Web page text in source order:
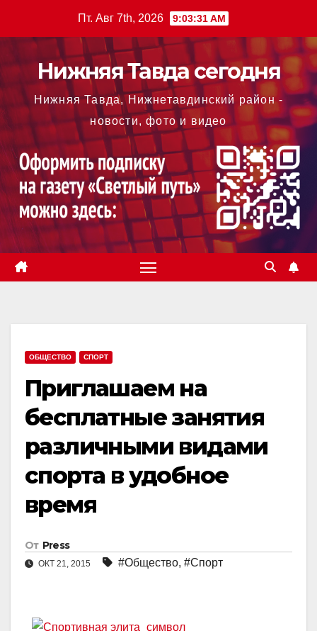
содержимому
Пт. Авг 7th, 2026 9:03:31 AM
Нижняя Тавда сегодня
Нижняя Тавда, Нижнетавдинский район -
новости, фото и видео
ОБЩЕСТВО СПОРТ
Приглашаем на
бесплатные занятия
различными видами
спорта в удобное
время
От Press
ОКТ 21, 2015 #Общество, #Спорт